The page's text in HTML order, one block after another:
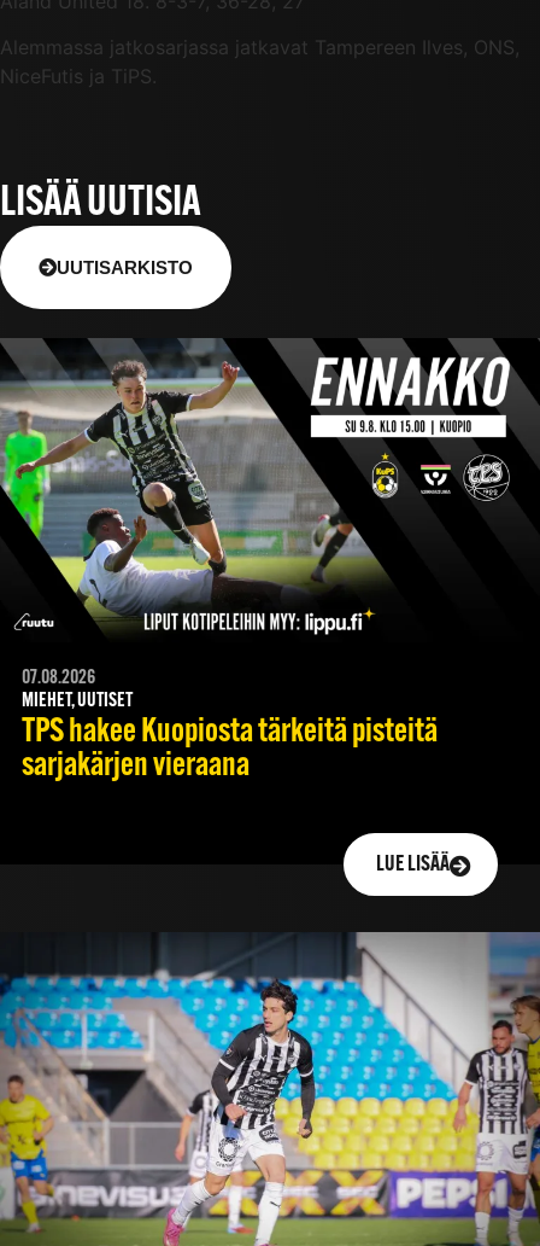
Alemmassa jatkosarjassa jatkavat Tampereen Ilves, ONS,
NiceFutis ja TiPS.
LISÄÄ UUTISIA
UUTISARKISTO
07.08.2026
MIEHET, UUTISET
TPS hakee Kuopiosta tärkeitä pisteitä
sarjakärjen vieraana
LUE LISÄÄ